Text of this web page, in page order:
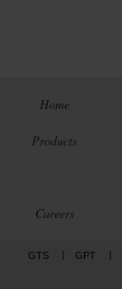
Home
Products
Careers
GTS GPT